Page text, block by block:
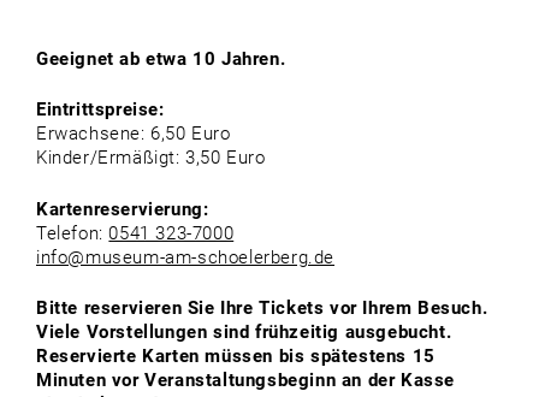
Geeignet ab etwa 10 Jahren.
Eintrittspreise:
Erwachsene: 6,50 Euro
Kinder/Ermäßigt: 3,50 Euro
Kartenreservierung:
Telefon:0541 323-7000
info@museum-am-schoelerberg.de
Bitte reservieren Sie Ihre Tickets vor Ihrem Besuch.
Viele Vorstellungen sind frühzeitig ausgebucht.
Reservierte Karten müssen bis spätestens 15
Minuten vor Veranstaltungsbeginn an der Kasse